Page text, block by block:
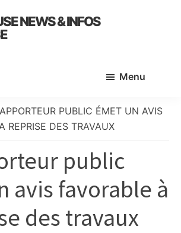
NEWS & INFOS
Menu
PUBLIC ÉMET UN AVIS
REPRISE DES TRAVAUX
public
avis favorable à
des travaux